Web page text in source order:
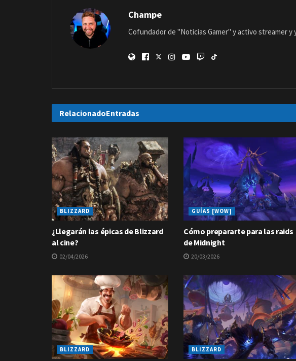
Champe
Cofundador de "Noticias Gamer" y activo streamer y
RelacionadoEntradas
BLIZZARD
¿Llegarán las épicas de Blizzard
al cine?
02/04/2026
GUÍAS [WOW]
Cómo prepararte para las raids
de Midnight
20/03/2026
BLIZZARD BLIZZARD